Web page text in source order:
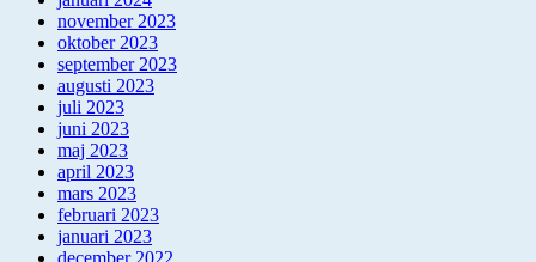
november 2023
oktober 2023
september 2023
augusti 2023
juli 2023
juni 2023
maj 2023
april 2023
mars 2023
februari 2023
januari 2023